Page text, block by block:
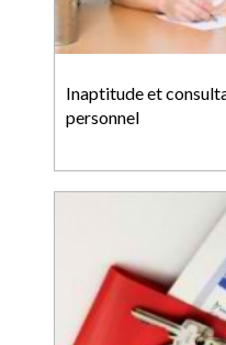
Inaptitude et
personnel